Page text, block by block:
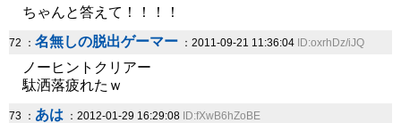
ちゃんと答えて！！！！
72 ： 名無しの脱出ゲーマー ：2011-09-21 11:36:04 ID:oxrhDz/iJQ
ノーヒントクリアー
駄洒落疲れたｗ
73 ： あは ：2012-01-29 16:29:08 ID:fXwB6hZoBE